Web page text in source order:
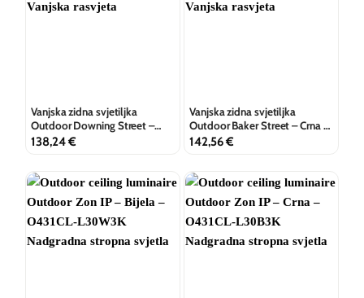
Vanjska zidna svjetiljka
Outdoor Downing Street –
Crna – O020WL-L10B3K
138,24€
Vanjska zidna svjetiljka
Outdoor Baker Street – Crna –
O021WL-L10B3K
142,56€